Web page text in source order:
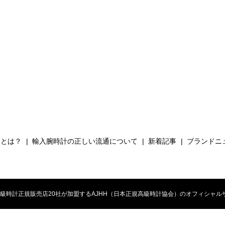
は？ 輸入腕時計の正しい流通について 新着記事 ブランドニ
時計正規販売店20社が加盟するAJHH（日本正規高級時計協会）のオフィシャル